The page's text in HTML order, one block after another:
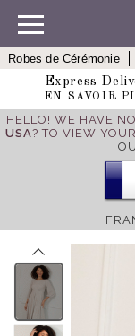
Robes de Cérémonie
Express
EN SAVOIR
HELLO! WE HAVE
USA? TO VIEW